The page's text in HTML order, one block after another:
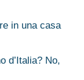
in una casa
d’Italia? No,